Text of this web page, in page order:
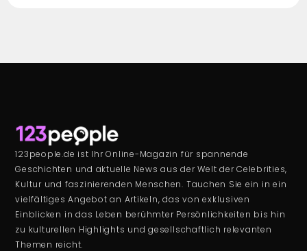
123people.de ist Ihr Online-Magazin für spannende
Geschichten und aktuelle News aus der Welt der Celebrities,
Kultur und faszinierenden Menschen. Tauchen Sie ein in ein
vielfältiges Angebot an Artikeln, das von exklusiven
Einblicken in das Leben berühmter Persönlichkeiten bis hin
zu kulturellen Highlights und gesellschaftlich relevanten
Themen reicht.